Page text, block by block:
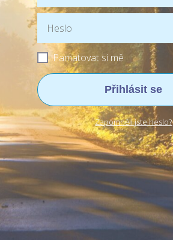
Pamatovat si mě
Přihlásit se
Zapomněli jste heslo?